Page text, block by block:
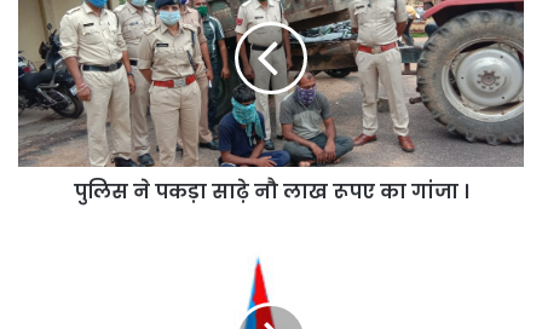
पकड़ा
नौ
लाख
रूपए
का
गांजा
पुलिस ने पकड़ा साढ़े नौ लाख रूपए का गांजा ।